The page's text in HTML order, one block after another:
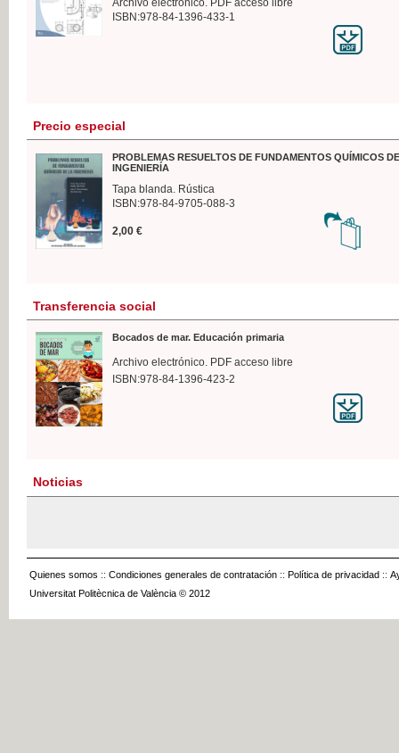
Archivo electrónico. PDF acceso libre
ISBN:978-84-1396-433-1
Precio especial
PROBLEMAS RESUELTOS DE FUNDAMENTOS QUÍMICOS
INGENIERÍA
Tapa blanda. Rústica
ISBN:978-84-9705-088-3
2,00 €
Transferencia social
Bocados de mar. Educación primaria
Archivo electrónico. PDF acceso libre
ISBN:978-84-1396-423-2
Noticias
Quienes somos :: Condiciones generales de contratación :: Política de privacidad ::
Universitat Politècnica de València © 2012